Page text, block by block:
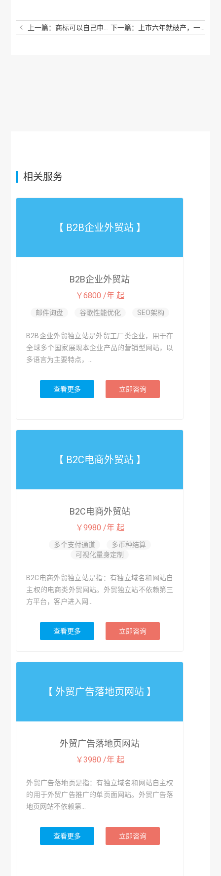
上一篇：商标可以自己申请，为什么还要找代理公司呢？
相关服务
【 B2B企业外贸站 】
B2B企业外贸站
￥6800 /年 起
邮件询盘 谷歌性能优化 SEO架构
B2B企业外贸独立站是外贸工厂类企业，用于在
全球多个国家展现本企业产品的营销型网站，以
多语言为主要特点，...
查看更多 立即咨询
【 B2C电商外贸站 】
B2C电商外贸站
￥9980 /年 起
多个支付通道
多币种结算
可视化量身定制
B2C电商外贸独立站是指：有独立域名和网站自
主权的电商类外贸网站。外贸独立站不依赖第三
方平台，客户进入网...
查看更多 立即咨询
【 外贸广告落地页网站 】
外贸广告落地页网站
￥3980 /年 起
外贸广告落地页是指：有独立域名和网站自主权
的用于外贸广告推广的单页面网站。外贸广告落
地页网站不依赖第...
查看更多 立即咨询